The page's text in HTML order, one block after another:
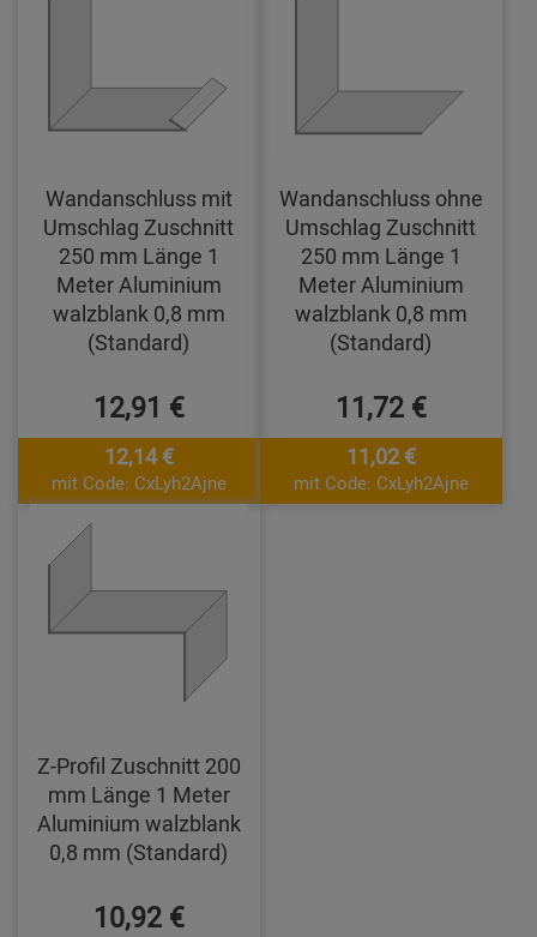
Wandanschluss mit
Umschlag Zuschnitt
250 mm Länge 1
Meter Aluminium
walzblank 0,8 mm
(Standard)
12,91 €
12,14 €
mit Code: CxLyh2Ajne
Wandanschluss ohne
Umschlag Zuschnitt
250 mm Länge 1
Meter Aluminium
walzblank 0,8 mm
(Standard)
11,72 €
11,02 €
mit Code: CxLyh2Ajne
Z-Profil Zuschnitt 200
mm Länge 1 Meter
Aluminium walzblank
0,8 mm (Standard)
10,92 €